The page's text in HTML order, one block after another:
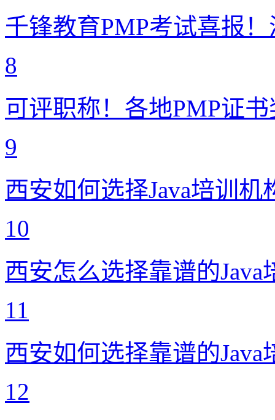
千锋教育PMP考试喜报
8
可评职称！各地PMP证
9
西安如何选择Java培训机
10
西安怎么选择靠谱的Java
11
西安如何选择靠谱的Java
12